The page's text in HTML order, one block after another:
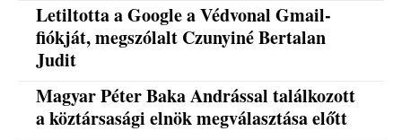
Letiltotta a Google a Védvonal Gmail-
fiókját, megszólalt Czunyiné Bertalan
Judit
Magyar Péter Baka Andrással találkozott
a köztársasági elnök megválasztása előtt